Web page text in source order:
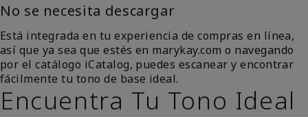
No se necesita descargar
Está integrada en tu experiencia de compras en línea,
así que ya sea que estés en marykay.com o navegando
por el catálogo iCatalog, puedes escanear y encontrar
fácilmente tu tono de base ideal.
Encuentra Tu Tono Ideal